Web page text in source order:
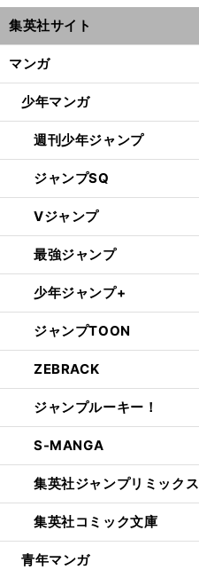
集英社サイト
マンガ
少年マンガ
週刊少年ジャンプ
ジャンプSQ
Vジャンプ
最強ジャンプ
少年ジャンプ+
ジャンプTOON
ZEBRACK
ジャンプルーキー！
S-MANGA
集英社ジャンプリミックス
集英社コミック文庫
青年マンガ